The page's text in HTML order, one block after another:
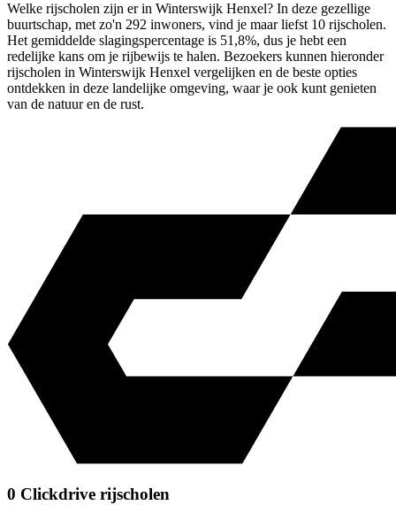
Welke rijscholen zijn er in Winterswijk Henxel? In deze gezellige
buurtschap, met zo'n 292 inwoners, vind je maar liefst 10 rijscholen.
Het gemiddelde slagingspercentage is 51,8%, dus je hebt een
redelijke kans om je rijbewijs te halen. Bezoekers kunnen hieronder
rijscholen in Winterswijk Henxel vergelijken en de beste opties
ontdekken in deze landelijke omgeving, waar je ook kunt genieten
van de natuur en de rust.
0 Clickdrive rijscholen